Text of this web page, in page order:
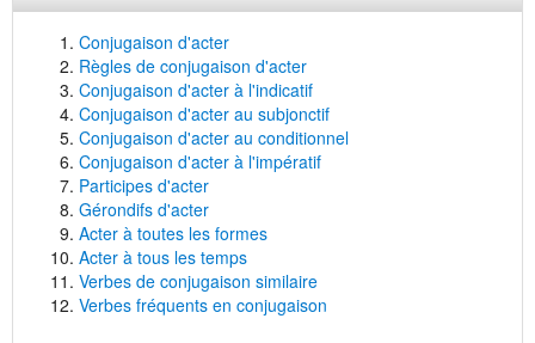
Conjugaison d'acter
Règles de conjugaison d'acter
Conjugaison d'acter à l'indicatif
Conjugaison d'acter au subjonctif
Conjugaison d'acter au conditionnel
Conjugaison d'acter à l'impératif
Participes d'acter
Gérondifs d'acter
Acter à toutes les formes
Acter à tous les temps
Verbes de conjugaison similaire
Verbes fréquents en conjugaison